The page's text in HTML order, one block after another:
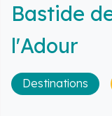
Bastide
l'Adour
Destinations